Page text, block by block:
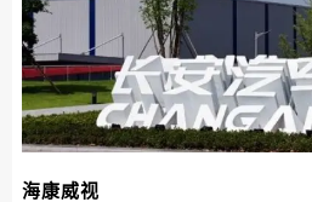
海康威视